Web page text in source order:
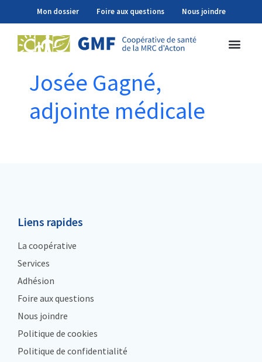
Mon dossier Foire aux questions Nous joindre
Josée Gagné,
adjointe médicale
Liens rapides
La coopérative
Services
Adhésion
Foire aux questions
Nous joindre
Politique de cookies
Politique de confidentialité